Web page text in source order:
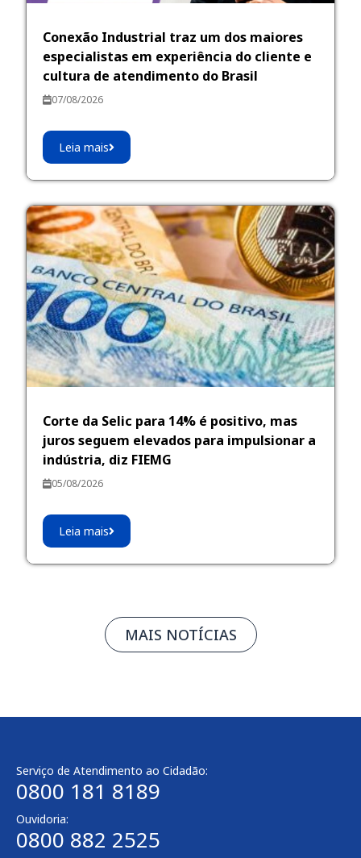
Conexão Industrial traz um dos maiores
especialistas em experiência do cliente e
cultura de atendimento do Brasil
07/08/2026
Leia mais
Corte da Selic para 14% é positivo, mas
juros seguem elevados para impulsionar a
indústria, diz FIEMG
05/08/2026
Leia mais
MAIS NOTÍCIAS
Serviço de Atendimento ao Cidadão:
0800 181 8189
Ouvidoria:
0800 882 2525